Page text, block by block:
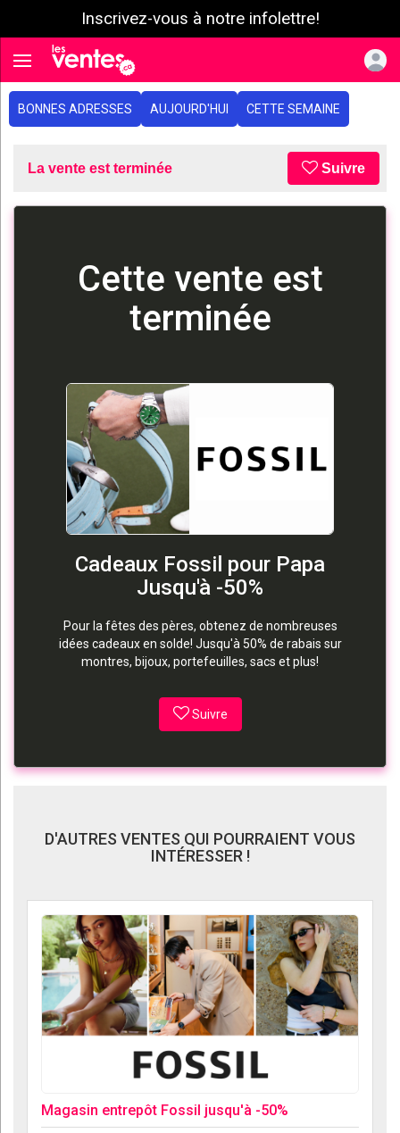
Inscrivez-vous à notre infolettre!
Toggle navigation
BONNES ADRESSES AUJOURD'HUI CETTE SEMAINE
La vente est terminée Suivre
Cette vente est
terminée
Cadeaux Fossil pour Papa
Jusqu'à -50%
Pour la fêtes des pères, obtenez de nombreuses
idées cadeaux en solde! Jusqu'à 50% de rabais sur
montres, bijoux, portefeuilles, sacs et plus!
Suivre
D'AUTRES VENTES QUI POURRAIENT VOUS
INTÉRESSER !
Magasin entrepôt Fossil jusqu'à -50%